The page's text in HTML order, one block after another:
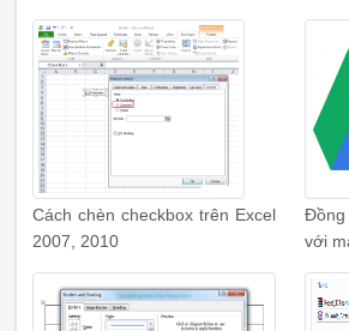
Cách chèn checkbox trên Excel
2007, 2010
với